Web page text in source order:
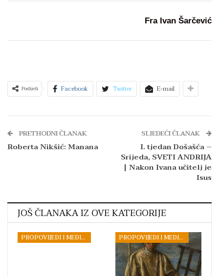
Fra Ivan Šarčević
Podijeli Facebook Twitter E-mail
PRETHODNI ČLANAK
Roberta Nikšić: Manana
SLJEDEĆI ČLANAK
I. tjedan Došašća –
Srijeda, SVETI ANDRIJA
| Nakon Ivana učitelj je
Isus
JOŠ ČLANAKA IZ OVE KATEGORIJE
PROPOVIJEDI I MEDITACIJE PROPOVIJEDI I MEDITACIJE